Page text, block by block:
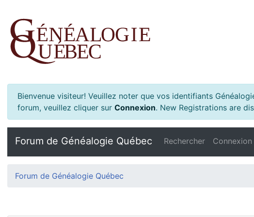
Bienvenue visiteur! Veuillez noter que vos identifiants
forum, veuillez cliquer sur Connexion. New Registrations are
Forum de Généalogie Québec Rechercher Connexion
Forum de Généalogie Québec